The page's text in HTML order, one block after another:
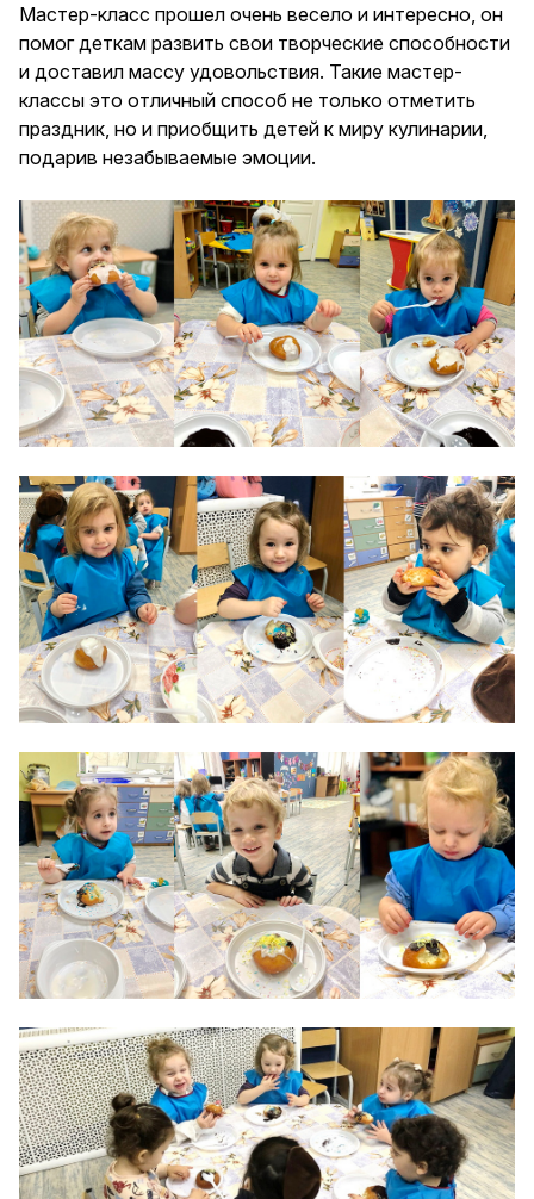
Мастер-класс прошел очень весело и интересно, он
помог деткам развить свои творческие способности
и доставил массу удовольствия. Такие мастер-
классы это отличный способ не только отметить
праздник, но и приобщить детей к миру кулинарии,
подарив незабываемые эмоции.